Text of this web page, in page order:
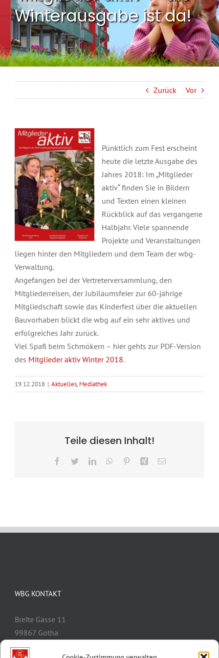
Winterausgabe ist da!
Zurück Vor
Pünktlich zum Fest erscheint
heute die letzte Ausgabe des
Jahres 2018: Im „Mitglieder
aktiv“ finden Sie in Bildern
und Texten einen kleinen
Rückblick auf das vergangene
Halbjahr. Viele spannende
Projekte und Veranstaltungen
liegen hinter den Mitgliedern und dem Team der wbg-
Verwaltung.
Angefangen bei der Vertreterversammlung, den
Mitgliederreisen, der Jubiläumsfeier zur 60-jährige
Mitgliedschaft sowie das Kinderfest über die aktuellen
Bauvorhaben blickt die wbg auf ein sehr aktives und
erfolgreiches Jahr zurück.
Viel Spaß beim Schmökern – hier gehts zur PDF-Version
des Mitglieder aktiv Winter 2018.
19.12.2018 | Aktuelles, Mediathek
Teile diesen Inhalt!
Facebook
TwitterLinkedInWhatsApp
PinterestXing E-
WBG KONTAKT
Breite Gasse 11
99867 Gotha
Telefon: